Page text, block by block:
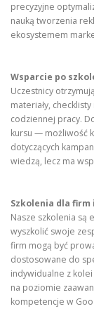
precyzyjne
nauką tworzenia
ekosystemem
Wsparcie po
Uczestnicy
materiały,
codziennej pracy.
kursu — możliwość
dotyczących
wiedzą, lecz ma
Szkolenia dla firm
Nasze szkolenia są
wyszkolić swoje
firm mogą być
dostosowane do
indywidualne z
na poziomie
kompetencje w